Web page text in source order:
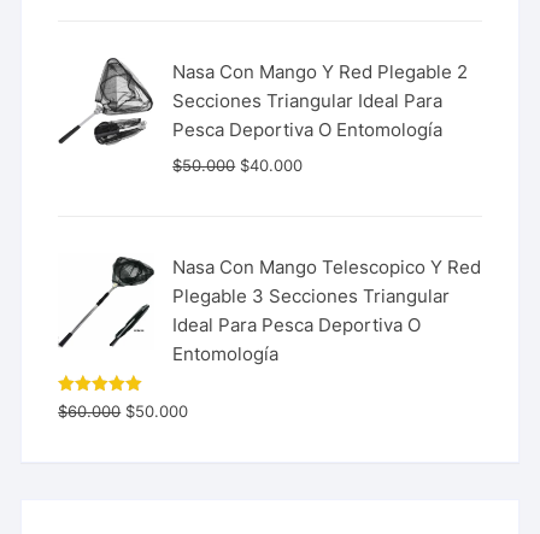
Nasa Con Mango Y Red Plegable 2
Secciones Triangular Ideal Para
Pesca Deportiva O Entomología
$50.000 $40.000
Nasa Con Mango Telescopico Y Red
Plegable 3 Secciones Triangular
Ideal Para Pesca Deportiva O
Entomología
Valorado
con 5.00
$60.000 $50.000